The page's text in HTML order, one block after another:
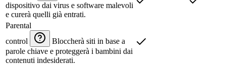
dispositivo dai virus e software malevoli
e curerà quelli già entrati.
Parental
control
Bloccherà siti in base a
parole chiave e proteggerà i bambini dai
contenuti indesiderati.